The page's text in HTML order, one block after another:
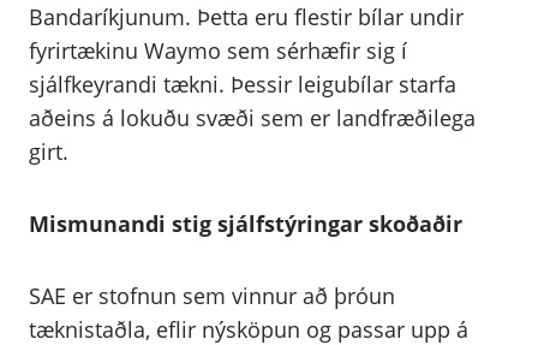
Bandaríkjunum. Þetta eru flestir bílar undir
fyrirtækinu Waymo sem sérhæfir sig í
sjálfkeyrandi tækni. Þessir leigubílar starfa
aðeins á lokuðu svæði sem er landfræðilega
girt.
Mismunandi stig sjálfstýringar skoðaðir
SAE er stofnun sem vinnur að þróun
tæknistaðla, eflir nýsköpun og passar upp á